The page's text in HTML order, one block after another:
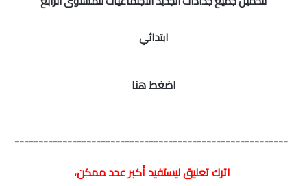
التفتيش
باكالوريا
ابتدائي
اضغط هنا
---------------------------------------------------------
اترك تعليق ليستفيد أكبر عدد ممكن،